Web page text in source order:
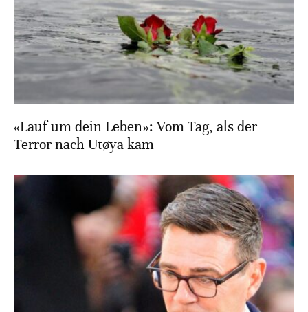
«Lauf um dein Leben»: Vom Tag, als der
Terror nach Utøya kam